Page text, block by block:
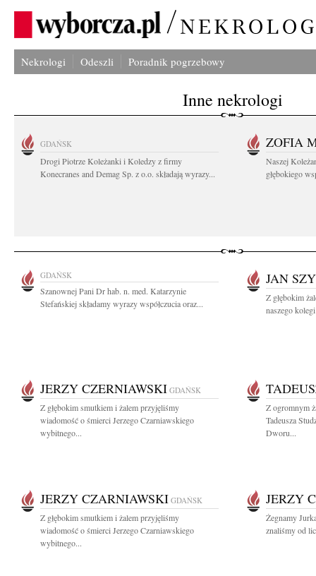
Nekrologi Odeszli Poradnik pogrzebowy
Inne nekrologi
GDAŃSK
Drogi Piotrze Koleżanki i Koledzy z firmy
Konecranes and Demag Sp. z o.o. składają wyrazy...
ZOFIA
Naszej
głębokiego
GDAŃSK
Szanownej Pani Dr hab. n. med. Katarzynie
Stefańskiej składamy wyrazy współczucia oraz...
JAN
Z głębokim
naszego
JERZY CZERNIAWSKI GDAŃSK
Z głębokim smutkiem i żalem przyjęliśmy
wiadomość o śmierci Jerzego Czarniawskiego
wybitnego...
Z ogromnym
Tadeusza
Dworu...
JERZY CZARNIAWSKI GDAŃSK
Z głębokim smutkiem i żalem przyjęliśmy
wiadomość o śmierci Jerzego Czarniawskiego
wybitnego...
JERZY
Żegnamy
znaliśmy od